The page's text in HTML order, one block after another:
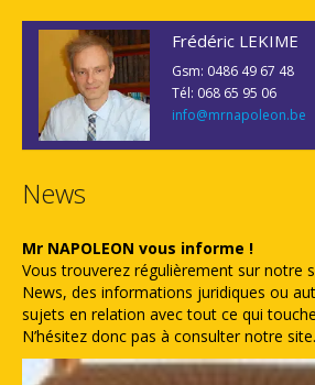
Frédéric LEKIME
Gsm: 0486 49 67 48
Tél: 068 65 95 06
info@mrnapoleon.be
News
Mr NAPOLEON vous informe !
Vous trouverez régulièrement sur notre
News, des informations juridiques ou
sujets en relation avec tout ce qui
N’hésitez donc pas à consulter notre site.